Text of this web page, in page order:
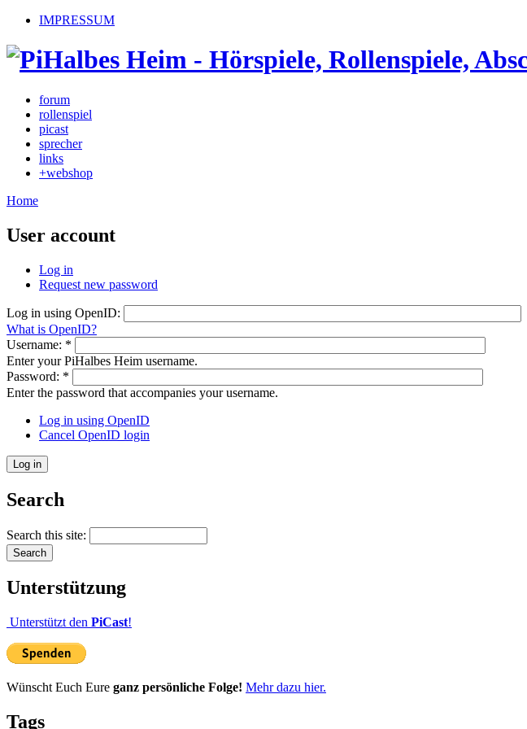
IMPRESSUM
forum
rollenspiel
picast
sprecher
links
+webshop
Home
User account
Log in
Request new password
Log in using OpenID:
What is OpenID?
Username: *
Enter your PiHalbes Heim username.
Password: *
Enter the password that accompanies your username.
Log in using OpenID
Cancel OpenID login
Search
Search this site:
Unterstützung
Unterstützt den PiCast!
Wünscht Euch Eure ganz persönliche Folge! Mehr dazu hier.
Tags